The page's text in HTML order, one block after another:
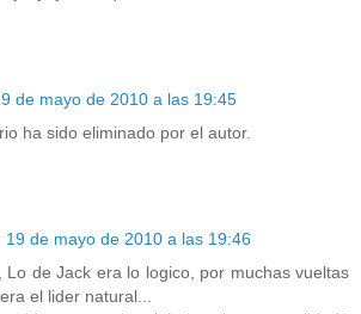
de mayo de 2010 a las 19:45
ha sido eliminado por el autor.
19 de mayo de 2010 a las 19:46
Lo de Jack era lo logico, por muchas vueltas
el lider natural...